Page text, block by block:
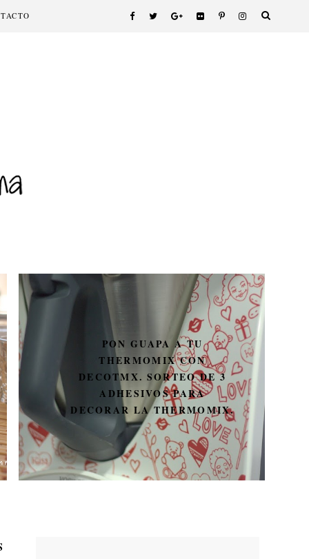
PON GUAPA A TU
THERMOMIX CON
DECOTMX. SORTEO DE 3
ADHESIVOS PARA
DECORAR LA THERMOMIX.